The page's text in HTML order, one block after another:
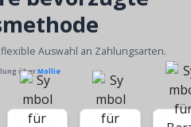
Auswahl an Zahlungsarten.
überMollie